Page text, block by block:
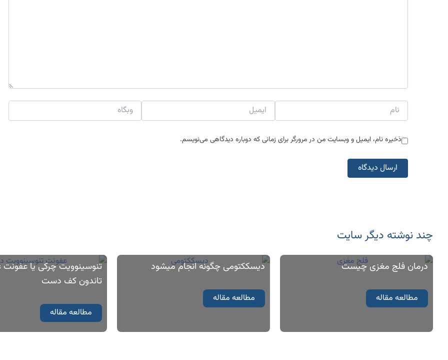
نام ایمیل وبگاه
ذخیره نام، ایمیل و وبسایت من در مرورگر برای زمانی که دوباره دیدگاهی می‌نویسم.
چند نوشته‌ دیگر سایت
درمان فلج مغزی چیست
مطالعه مقاله
دیسککتومی چگونه انجام میشود
مطالعه مقاله
تنوسینوویت چرکی یا عفونت
تاندون کف دست
مطالعه مقاله